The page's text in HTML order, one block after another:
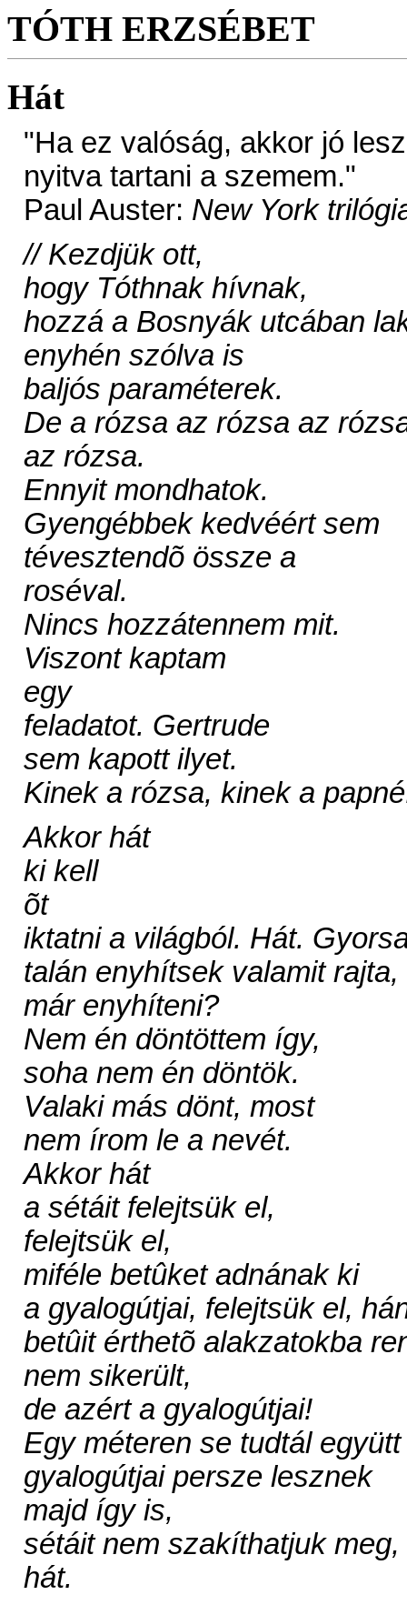
TÓTH ERZSÉBET
Hát
"Ha ez valóság, akkor jó lesz
nyitva tartani a szemem."
Paul Auster: New York
// Kezdjük ott,
hogy Tóthnak hívnak,
hozzá a Bosnyák utcában
enyhén szólva is
baljós paraméterek.
De a rózsa az rózsa az
az rózsa.
Ennyit mondhatok.
Gyengébbek kedvéért sem
tévesztendõ össze a
roséval.
Nincs hozzátennem mit.
Viszont kaptam
egy
feladatot. Gertrude
sem kapott ilyet.
Kinek a rózsa, kinek a
Akkor hát
ki kell
õt
iktatni a világból. Hát.
talán enyhítsek valamit
már enyhíteni?
Nem én döntöttem így,
soha nem én döntök.
Valaki más dönt, most
nem írom le a nevét.
Akkor hát
a sétáit felejtsük el,
felejtsük el,
miféle betûket adnának ki
a gyalogútjai, felejtsük el,
betûit érthetõ alakzatokba
nem sikerült,
de azért a gyalogútjai!
Egy méteren se tudtál
gyalogútjai persze lesznek
majd így is,
sétáit nem szakíthatjuk meg,
hát.